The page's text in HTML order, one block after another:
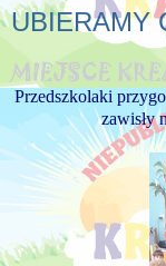
UBIERAMY
Przedszkolaki
zawisły